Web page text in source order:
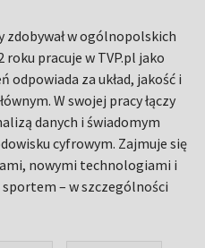
w ogólnopolskich
roku pracuje w TVP.pl jako
odpowiada za układ, jakość i
W swojej pracy łączy
danych i świadomym
cyfrowym. Zajmuje się
nowymi technologiami i
– w szczególności